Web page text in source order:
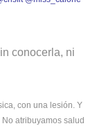
conocerla, ni
con una lesión. Y
atribuyamos salud